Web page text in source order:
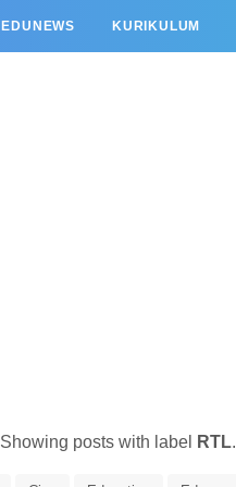
EDUNEWS KURIKULUM
Showing posts with label RTL.